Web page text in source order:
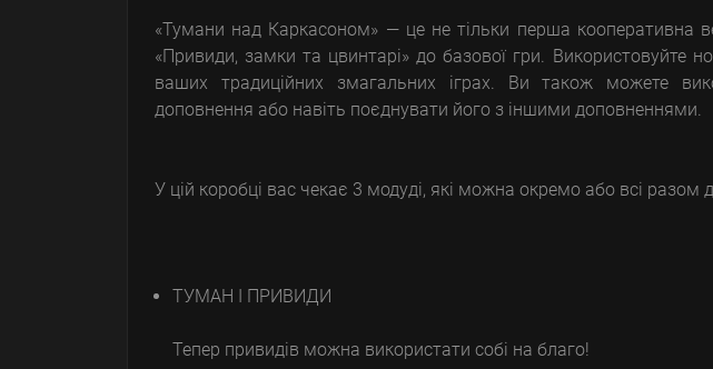
«Тумани над Каркасоном» — це не тільки перша кооперативна
«Привиди, замки та цвинтарі» до базової гри. Використовуйте
ваших традиційних змагальних іграх. Ви також можете
доповнення або навіть поєднувати його з іншими доповненнями.
У цій коробці вас чекає 3 модуді, які можна окремо або всі разом
ТУМАН І ПРИВИДИ
Тепер привидів можна використати собі на благо!